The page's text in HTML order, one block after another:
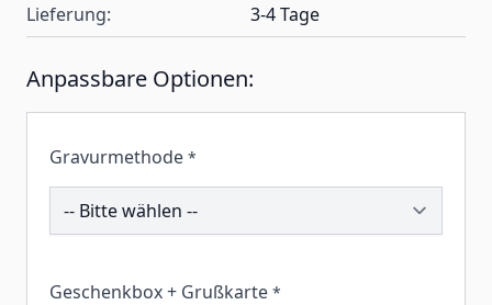
Lieferung:
3-4 Tage
Anpassbare Optionen:
Gravurmethode *
200979
Geschenkbox + Grußkarte *